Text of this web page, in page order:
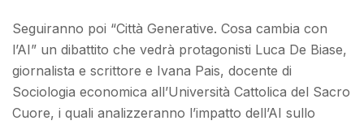
Seguiranno poi “Città Generative. Cosa cambia con
l’AI” un dibattito che vedrà protagonisti Luca De Biase,
giornalista e scrittore e Ivana Pais, docente di
Sociologia economica all’Università Cattolica del Sacro
Cuore, i quali analizzeranno l’impatto dell’AI sullo